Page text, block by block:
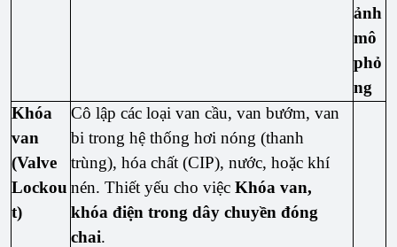
ảnh
mô
phỏ
ng
Khóa
van
(Valve
Lockou
t)
Cô lập các loại van cầu, van bướm, van
bi trong hệ thống hơi nóng (thanh
trùng), hóa chất (CIP), nước, hoặc khí
nén. Thiết yếu cho việcKhóa van,
khóa điện trong dây chuyền đóng
chai.